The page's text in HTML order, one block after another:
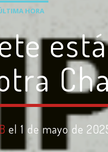
HORA
el 1 de mayo de